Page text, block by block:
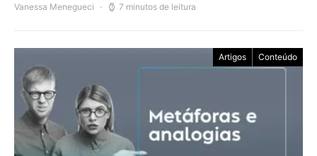
Vanessa Menegueci 7 minutos de leitura
Artigos Conteúdo